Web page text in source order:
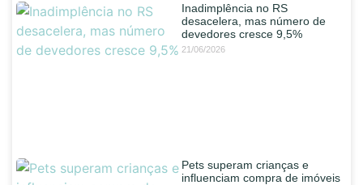
Inadimplência no RS
desacelera, mas número de
devedores cresce 9,5%
21/06/2026
Pets superam crianças e
influenciam compra de imóveis